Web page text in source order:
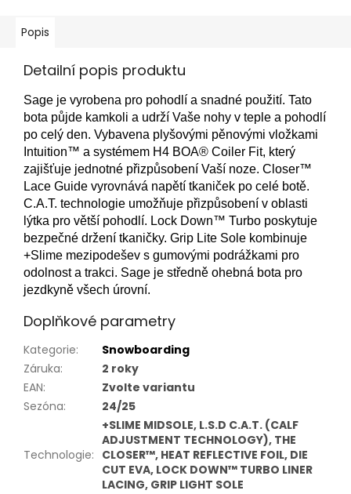
Popis
Detailní popis produktu
Sage je vyrobena pro pohodlí a snadné použití. Tato
bota půjde kamkoli a udrží Vaše nohy v teple a pohodlí
po celý den. Vybavena plyšovými pěnovými vložkami
Intuition™ a systémem H4 BOA® Coiler Fit, který
zajišťuje jednotné přizpůsobení Vaší noze. Closer™
Lace Guide vyrovnává napětí tkaniček po celé botě.
C.A.T. technologie umožňuje přizpůsobení v oblasti
lýtka pro větší pohodlí. Lock Down™ Turbo poskytuje
bezpečné držení tkaničky. Grip Lite Sole kombinuje
+Slime mezipodešev s gumovými podrážkami pro
odolnost a trakci. Sage je středně ohebná bota pro
jezdkyně všech úrovní.
Doplňkové parametry
Kategorie:
Snowboarding
Záruka:
2 roky
EAN:
Zvolte variantu
Sezóna: 24/25
Technologie:
+SLIME MIDSOLE, L.S.D C.A.T. (CALF
ADJUSTMENT TECHNOLOGY), THE
CLOSER™, HEAT REFLECTIVE FOIL, DIE
CUT EVA, LOCK DOWN™ TURBO LINER
LACING, GRIP LIGHT SOLE